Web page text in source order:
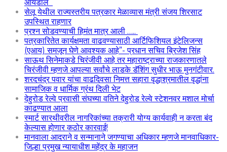
आयडॉल
सेलू येथील राज्यस्तरीय पत्रकार मेळाव्यास मंत्री संजय शिरसाट
उपस्थित राहणार
प्रश्न सोडवण्याची हिमंत मात्र आली …..
पत्रकारितेत कार्यक्षमता वाढवण्यासाठी आर्टिफिशियल इंटेलिजन्स
(एआय) समजून घेणे आवश्यक आहे”- प्रधान सचिव ब्रिजेश सिंह
साऊथ सिनेमाकडे चिरंजीवी आहे तर महाराष्ट्राच्या राजकारणातले
चिरंजीवी म्हणजे आपल्या सर्वांचे लाडके डॅशिंग सुधीर भाऊ मुनगंटीवार.
शरदचंद्र पवार यांचा वाढदिवसा निमत्त सहारा वृद्धाश्रमातील वृद्धांना
सामाजिक व धार्मिक ग्रंथ दिली भेट
देहुरोड रेल्वे प्रवासी संघच्या वतिने देहुरोड रेल्वे स्टेशनवर मशाल मोर्चा
काढण्यात आला
स्मार्ट सारथीवरील नागरिकांच्या तक्रारी योग्य कार्यवाही न करता बंद
केल्यास होणार कठोर कारवाई!
मानवाला आदराने व सन्मानाने जगण्याचा अधिकार म्हणजे मानवाधिकार-
जिल्हा प्रमुख न्यायाधीश महेंद्र के महाजन